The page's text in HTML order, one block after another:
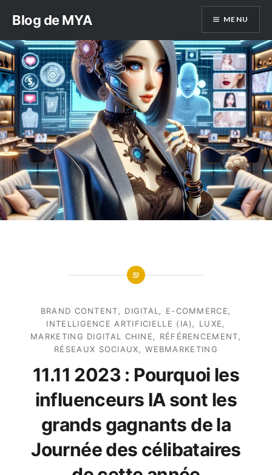
contenu
Blog de MYA MENU
BRAND CONTENT, DIGITAL , E-COMMERCE,
INTELLIGENCE ARTIFICIELLE (IA), LUXE,
MARKETING DIGITAL CHINE, RÉFÉRENCEMENT,
RÉSEAUX SOCIAUX,WEBMARKETING
11.11 2023 : Pourquoi les
influenceurs IA sont les
grands gagnants de la
Journée des célibataires